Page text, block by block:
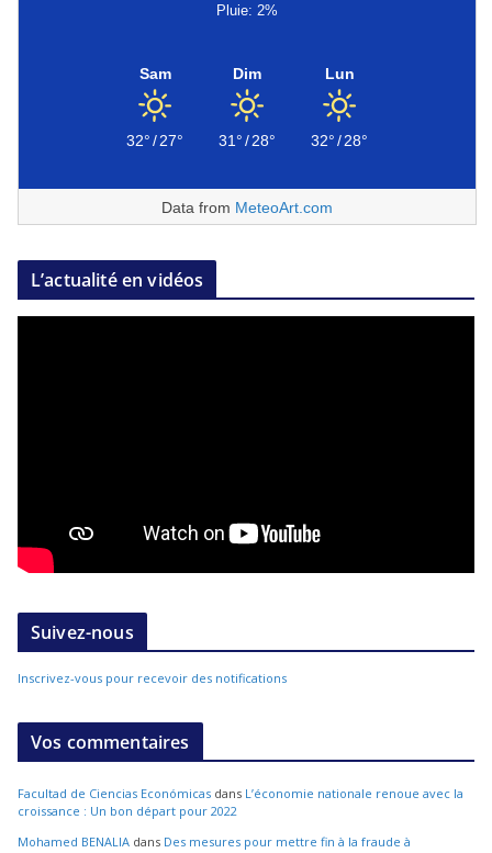
Pluie: 2%
Sam
32°/27°
Dim
31°/28°
Lun
32°/28°
Data from MeteoArt.com
L’actualité en vidéos
Suivez-nous
Inscrivez-vous pour recevoir des notifications
Vos commentaires
Facultad de Ciencias Económicas dans L’économie nationale renoue avec la
croissance : Un bon départ pour 2022
Mohamed BENALIA dans Des mesures pour mettre fin à la fraude à